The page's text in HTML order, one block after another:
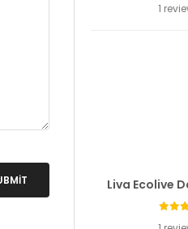
1
Liva Ecolive